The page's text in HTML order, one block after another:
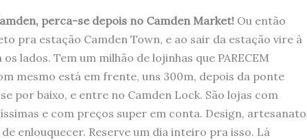
perca-se depois no Camden Market!Ou então
pra estação Camden Town, e ao sair da estação vire à
lados. Tem um milhão de lojinhas que PARECEM
mesmo está em frente, uns 300m, depois da ponte
por baixo, e entre no Camden Lock. São lojas com
e com preços super em conta. Design, artesanato
enlouquecer. Reserve um dia inteiro pra isso. Lá